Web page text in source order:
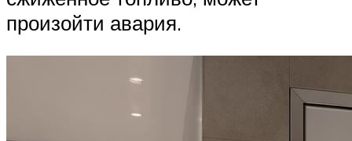
произойти авария.